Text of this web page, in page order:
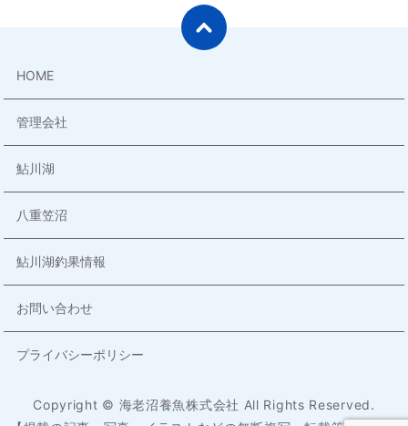
HOME
管理会社
鮎川湖
八重笠沼
鮎川湖釣果情報
お問い合わせ
プライバシーポリシー
Copyright © 海老沼養魚株式会社 All Rights Reserved.